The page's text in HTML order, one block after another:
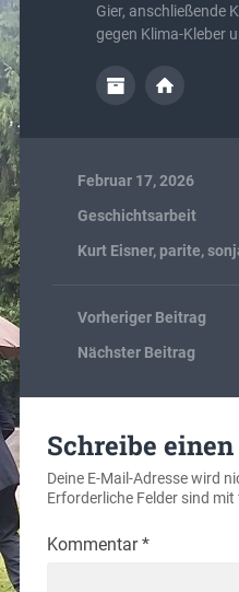
Gier, anschließende
gegen Klima-Kleber
Februar 17, 2026
Geschichtsarbeit
Kurt Eisner, parite,
Vorheriger Beitrag
Nächster Beitrag
Schreibe
Deine E-Mail-Adresse wird
Erforderliche Felder sind mit
Kommentar*